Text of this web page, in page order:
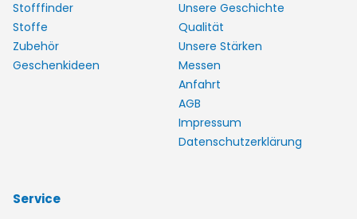
Stofffinder
Stoffe
Zubehör
Geschenkideen
Unsere Geschichte
Qualität
Unsere Stärken
Messen
Anfahrt
AGB
Impressum
Datenschutzerklärung
Service